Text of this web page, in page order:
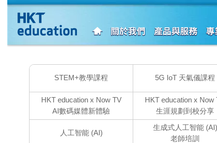
STEM+教學課程 5G IoT 天氣儀課程
HKT education x Now TV
AI數碼媒體新體驗
HKT education x Now
生涯規劃到校分享
人工智能 (AI)
生成式人工智能 (AI)
老師培訓